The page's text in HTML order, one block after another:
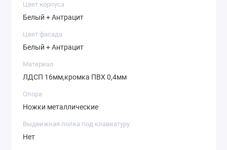
Цвет корпуса
Белый + Антрацит
Цвет фасада
Белый + Антрацит
Материал
ЛДСП 16мм,кромка ПВХ 0,4мм
Опора
Ножки металлические
Выдвижная полка под клавиатуру
Нет